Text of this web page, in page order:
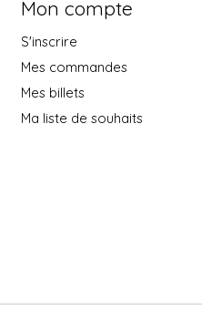
Mon compte
S'inscrire
Mes commandes
Mes billets
Ma liste de souhaits